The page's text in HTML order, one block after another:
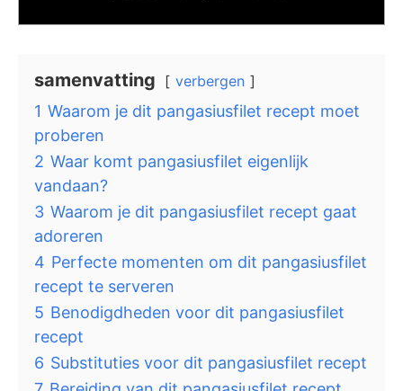
samenvatting verbergen
1 Waarom je dit pangasiusfilet recept moet
proberen
2 Waar komt pangasiusfilet eigenlijk
vandaan?
3 Waarom je dit pangasiusfilet recept gaat
adoreren
4 Perfecte momenten om dit pangasiusfilet
recept te serveren
5 Benodigdheden voor dit pangasiusfilet
recept
6 Substituties voor dit pangasiusfilet recept